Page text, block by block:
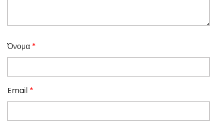
Όνομα *
Email *